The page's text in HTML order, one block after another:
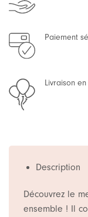
Paiement
Livraison
Description
Découvrez le
ensemble ! Il